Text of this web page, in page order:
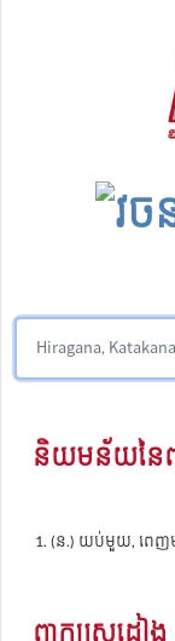
និយមន័យនៃព
(ន.) យប់មួយ, ពេ